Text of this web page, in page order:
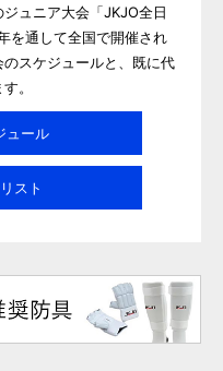
ュニア大会「JKJO全日
を通して全国で開催され
スケジュールと、既に代
。
ュール
スト